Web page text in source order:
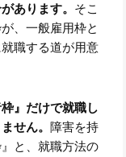
あります。 そこ
、一般雇用枠と
職する道が用意
』だけで就職し
せん。障害を持
と、就職方法の